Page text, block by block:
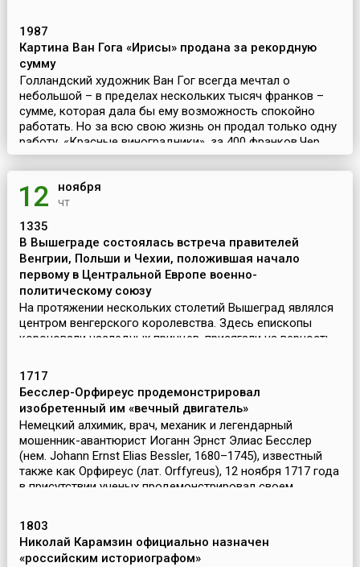
1987
Картина Ван Гога «Ирисы» продана за рекордную
сумму
Голландский художник Ван Гог всегда мечтал о
небольшой – в пределах нескольких тысяч франков –
сумме, которая дала бы ему возможность спокойно
работать. Но за всю свою жизнь он продал только одну
работу, «Красные виноградники», за 400 франков.Чер...
12 ноября
чт
1335
В Вышеграде состоялась встреча правителей
Венгрии, Польши и Чехии, положившая начало
первому в Центральной Европе военно-
политическому союзу
На протяжении нескольких столетий Вышеград являлся
центром венгерского королевства. Здесь епископы
короновали наследных принцев, присягали на верность
конницы, уходившие из этого замка на борьбу с осма...
1717
Бесслер-Орфиреус продемонстрировал
изобретенный им «вечный двигатель»
Немецкий алхимик, врач, механик и легендарный
мошенник-авантюрист Иоганн Эрнст Элиас Бесслер
(нем. Johann Ernst Elias Bessler, 1680–1745), известный
также как Орфиреус (лат. Orffyreus), 12 ноября 1717 года
в присутствии ученых продемонстрировал своем...
1803
Николай Карамзин официально назначен
«российским историографом»